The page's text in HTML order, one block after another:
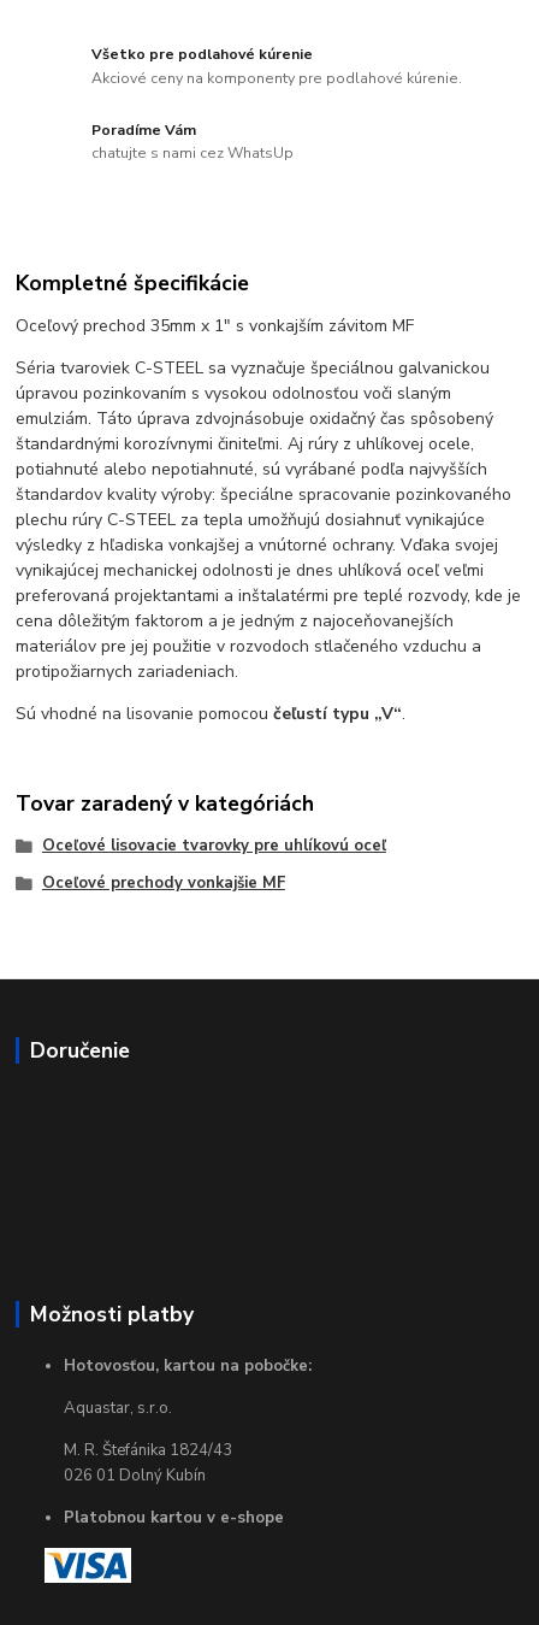
Všetko pre podlahové kúrenie
Akciové ceny na komponenty pre podlahové kúrenie.
Poradíme Vám
chatujte s nami cez WhatsUp
Kompletné špecifikácie
Oceľový prechod 35mm x 1" s vonkajším závitom MF
Séria tvaroviek C-STEEL sa vyznačuje špeciálnou galvanickou
úpravou pozinkovaním s vysokou odolnosťou voči slaným
emulziám. Táto úprava zdvojnásobuje oxidačný čas spôsobený
štandardnými korozívnymi činiteľmi. Aj rúry z uhlíkovej ocele,
potiahnuté alebo nepotiahnuté, sú vyrábané podľa najvyšších
štandardov kvality výroby: špeciálne spracovanie pozinkovaného
plechu rúry C-STEEL za tepla umožňujú dosiahnuť vynikajúce
výsledky z hľadiska vonkajšej a vnútorné ochrany. Vďaka svojej
vynikajúcej mechanickej odolnosti je dnes uhlíková oceľ veľmi
preferovaná projektantami a inštalatérmi pre teplé rozvody, kde je
cena dôležitým faktorom a je jedným z najoceňovanejších
materiálov pre jej použitie v rozvodoch stlačeného vzduchu a
protipožiarnych zariadeniach.
Sú vhodné na lisovanie pomocoučeľustí typu „V“.
Tovar zaradený v kategóriách
Oceľové lisovacie tvarovky pre uhlíkovú oceľ
Oceľové prechody vonkajšie MF
Doručenie
Možnosti platby
Hotovosťou, kartou na pobočke:
Aquastar, s.r.o.
M. R. Štefánika 1824/43
026 01 Dolný Kubín
Platobnou kartou v e-shope